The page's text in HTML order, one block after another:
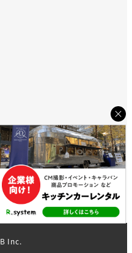
社案内
お問い合わせ
ポリシー
Inc.